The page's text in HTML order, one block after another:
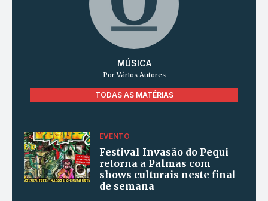
MÚSICA
Por Vários Autores
TODAS AS MATÉRIAS
EVENTO
Festival Invasão do Pequi
retorna a Palmas com
shows culturais neste final
de semana